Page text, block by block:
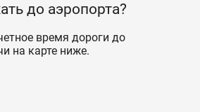
до аэропорта?
время дороги до
на карте ниже.